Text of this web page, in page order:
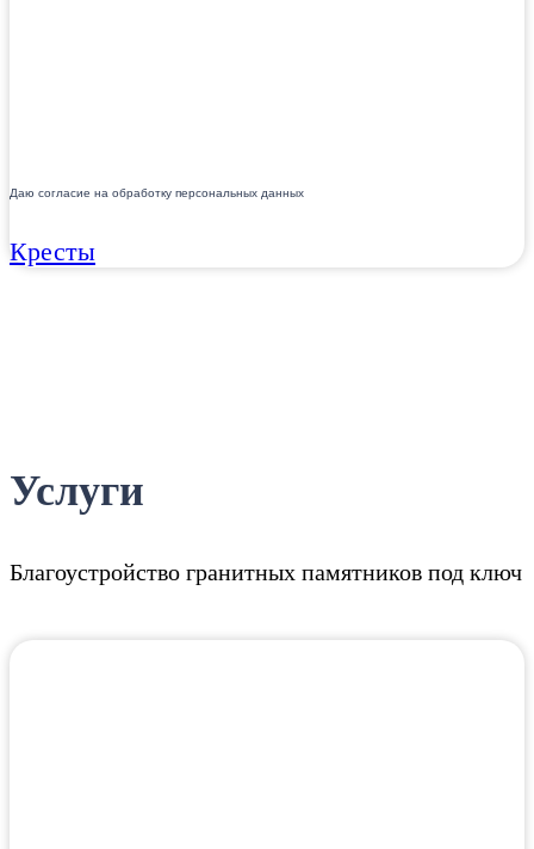
Даю согласие на обработку персональных данных
Кресты
Услуги
Благоустройство гранитных памятников под ключ